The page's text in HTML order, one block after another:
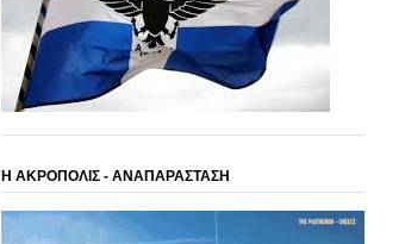
Η ΑΚΡΟΠΟΛΙΣ - ΑΝΑΠΑΡΑΣΤΑΣΗ